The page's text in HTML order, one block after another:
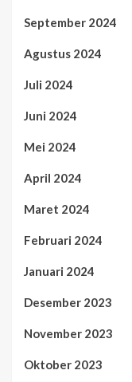
September 2024
Agustus 2024
Juli 2024
Juni 2024
Mei 2024
April 2024
Maret 2024
Februari 2024
Januari 2024
Desember 2023
November 2023
Oktober 2023